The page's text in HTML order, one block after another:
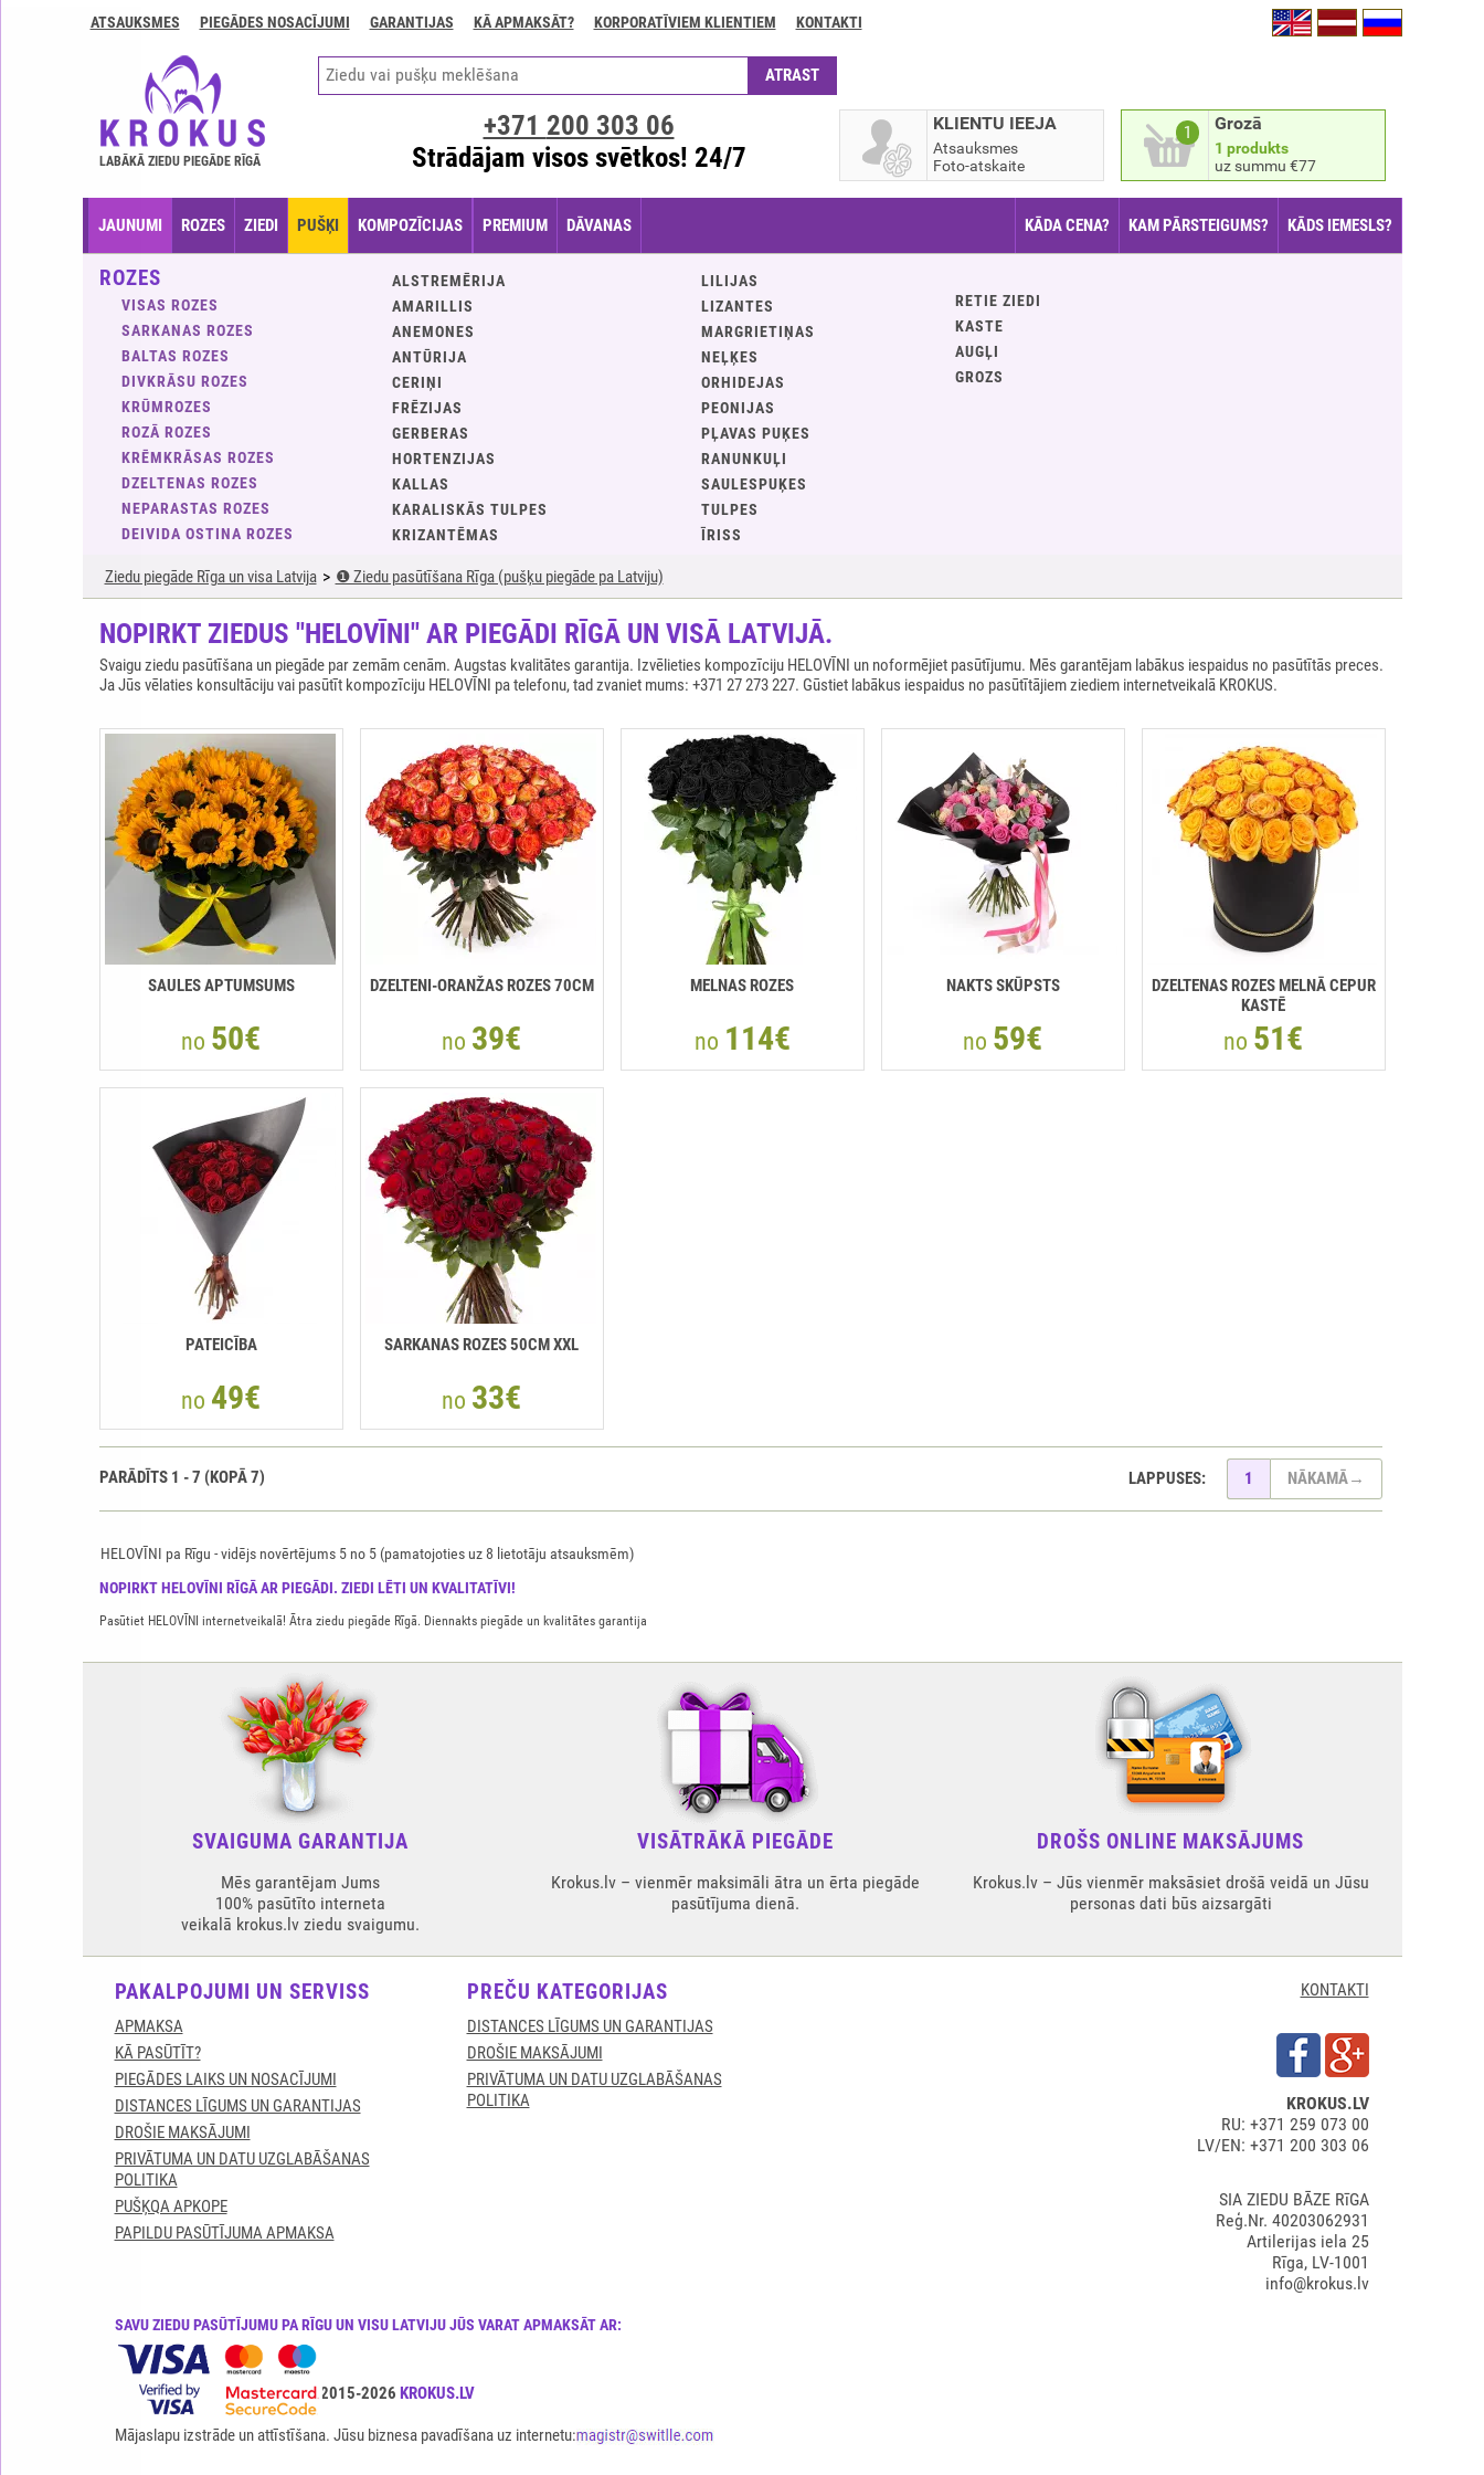
GARANTIJAS
apmaksāt?
ATSAUKSMES PIEGĀDES NOSACĪJUMI GARANTIJAS KĀ APMAKSĀT? KORPORATĪVIEM KLIENTIEM KONTAKTI
NOPIRKT HELOVĪNI RĪGĀ AR PIEGĀDI. ZIEDI LĒTI UN KVALITATĪVI!
Pasūtiet HELOVĪNI internetveikalā! Ātra ziedu piegāde Rīgā. Diennakts piegāde un kvalitātes garantija
LABĀKĀ ZIEDU PIEGĀDE RĪGĀ
1 Grozā
1 produkts
uz summu €77
KLIENTU IEEJA
Atsauksmes
Foto-atskaite
+371 200 303 06
Strādājam visos svētkos! 24/7
JAUNUMI ROZES ZIEDI PUŠĶI KOMPOZĪCIJAS PREMIUM DĀVANAS KĀDA CENA? KAM PĀRSTEIGUMS? KĀDS IEMESLS?
ROZES
VISAS ROZES
SARKANAS ROZES
BALTAS ROZES
DIVKRĀSU ROZES
KRŪMROZES
ROZĀ ROZES
KRĒMKRĀSAS ROZES
DZELTENAS ROZES
NEPARASTAS ROZES
DEIVIDA OSTINA ROZES
ALSTREMĒRIJA
AMARILLIS
ANEMONES
ANTŪRIJA
CERIŅI
FRĒZIJAS
GERBERAS
HORTENZIJAS
KALLAS
KARALISKĀS TULPES
KRIZANTĒMAS
LILIJAS
LIZANTES
MARGRIETIŅAS
NEĻĶES
ORHIDEJAS
PEONIJAS
PĻAVAS PUĶES
RANUNKUĻI
SAULESPUĶES
TULPES
ĪRISS
RETIE ZIEDI
KASTE
AUGĻI
GROZS
Ziedu piegāde Rīga un visa Latvija ❶ Ziedu pasūtīšana Rīga (pušķu piegāde pa Latviju)
NOPIRKT ZIEDUS "HELOVĪNI" AR PIEGĀDI RĪGĀ UN VISĀ LATVIJĀ.
Svaigu ziedu pasūtīšana un piegāde par zemām cenām. Augstas kvalitātes garantija. Izvēlieties kompozīciju HELOVĪNI un noformējiet pasūtījumu. Mēs garantējam labākus iespaidus no pasūtītās preces.
Ja Jūs vēlaties konsultāciju vai pasūtīt kompozīciju HELOVĪNI pa telefonu, tad zvaniet mums: +371 27 273 227. Gūstiet labākus iespaidus no pasūtītājiem ziediem internetveikalā KROKUS.
SAULES APTUMSUMS
no 50€
DZELTENI-ORANŽAS ROZES 70CM
no 39€
MELNAS ROZES
no 114€
NAKTS SKŪPSTS
no 59€
DZELTENAS ROZES MELNĀ CEPUR
KASTĒ
no 51€
PATEICĪBA
no 49€
SARKANAS ROZES 50CM XXL
no 33€
LAPPUSES: 1 NĀKAMĀ→
PARĀDĪTS 1 -7 (KOPĀ7)
HELOVĪNI pa Rīgu -vidējs novērtējums 5no 5 (pamatojoties uz8 lietotāju atsauksmēm)
SVAIGUMA GARANTIJA
Mēs garantējam Jums
100% pasūtīto interneta
veikalā krokus.lv ziedu svaigumu.
VISĀTRĀKĀ PIEGĀDE
Krokus.lv – vienmēr maksimāli ātra un ērta piegāde
pasūtījuma dienā.
DROŠS ONLINE MAKSĀJUMS
Krokus.lv – Jūs vienmēr maksāsiet drošā veidā un Jūsu
personas dati būs aizsargāti
PAKALPOJUMI UN SERVISS
APMAKSA
KĀ PASŪTĪT?
PIEGĀDES LAIKS UN NOSACĪJUMI
DISTANCES LĪGUMS UN GARANTIJAS
DROŠIE MAKSĀJUMI
PRIVĀTUMA UN DATU UZGLABĀŠANAS
POLITIKA
PUŠĶQA APKOPE
PAPILDU PASŪTĪJUMA APMAKSA
PREČU KATEGORIJAS
DISTANCES LĪGUMS UN GARANTIJAS
DROŠIE MAKSĀJUMI
PRIVĀTUMA UN DATU UZGLABĀŠANAS
POLITIKA
KONTAKTI
KROKUS.LV
RU: +371 259 073 00
LV/EN: +371 200 303 06
SIA ZIEDU BĀZE RīGA
Reģ.Nr. 40203062931
Artilerijas iela 25
Rīga, LV-1001
info@krokus.lv
SAVU ZIEDU PASŪTĪJUMU PA RĪGU UN VISU LATVIJU JŪS VARAT APMAKSĀT AR:
Visas tiesības ir aizsargātas© 2015-2026 KROKUS.LV
Mājaslapu izstrāde un attīstīšana. Jūsu biznesa pavadīšana uz internetu: